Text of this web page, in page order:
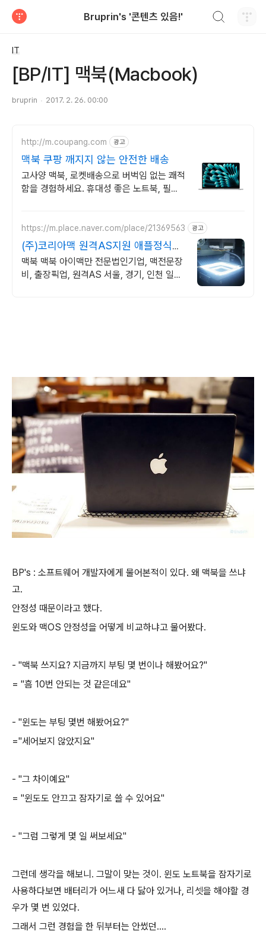
Bruprin's '콘텐츠 있음!'
IT
[BP/IT] 맥북(Macbook)
bruprin 2017. 2. 26. 00:00
http://m.coupang.com 광고
맥북 쿠팡 깨지지 않는 안전한 배송
고사양 맥북, 로켓배송으로 버벅임 없는 쾌적
함을 경험하세요. 휴대성 좋은 노트북, 필요
https://m.place.naver.com/place/21369563 광고
(주)코리아맥 원격AS지원 애플정식자
격보유 신속출장점검
맥북 맥북 아이맥만 전문법인기업, 맥전문장
비, 출장픽업, 원격AS 서울, 경기, 인천 일부
BP's : 소프트웨어 개발자에게 물어본적이 있다. 왜 맥북을 쓰냐
고.
안정성 때문이라고 했다.
윈도와 맥OS 안정성을 어떻게 비교하냐고 물어봤다.
- "맥북 쓰지요? 지금까지 부팅 몇 번이나 해봤어요?"
= "흠 10번 안되는 것 같은데요"
- "윈도는 부팅 몇번 해봤어요?"
="세어보지 않았지요"
- "그 차이예요"
= "윈도도 안끄고 잠자기로 쓸 수 있어요"
- "그럼 그렇게 몇 일 써보세요"
그런데 생각을 해보니. 그말이 맞는 것이. 윈도 노트북을 잠자기로
사용하다보면 배터리가 어느새 다 닳아 있거나, 리셋을 해야할 경
우가 몇 번 있었다.
그래서 그런 경험을 한 뒤부터는 안썼던....